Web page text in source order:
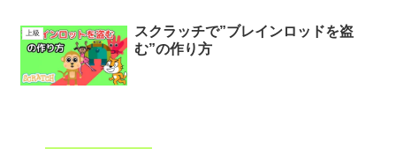
上級
スクラッチで”ブレインロッドを盗
む”の作り方